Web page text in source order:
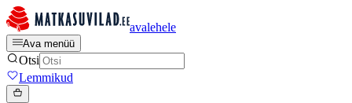
avalehele
Ava menüü
Otsi
Lemmikud